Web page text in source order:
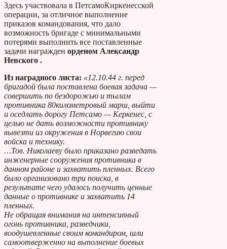
Здесь участвовала в Петсамо­Киркенесской
операции, за отличное выполнение
приказов командования, что дало
возможность бригаде с минимальными
потерями выполнить все поставленные
задачи награжден орденом Александр
Невского .
Из наградного листа: «12.10.44 г. перед
бригадой была поставлена боевая задача —
совершить по бездорожью и тылам
противника 80­километровый марш, выйти
и оседлать дорогу Петсамо — Керкенес, с
целью не дать возможности противнику
вывезти из окружения в Норвегию свои
войска и технику.
…Тов. Николаеву было приказано разведать
инженерные сооружения противника в
данном районе и захватить пленных. Всего
было организовано три поиска, в
результате чего удалось получить ценные
данные о противнике и захватить 14
пленных.
Не обращая внимания на интенсивный
огонь противника, разведчики,
воодушевленные своим командиром, шли
самоотверженно на выполнение боевых